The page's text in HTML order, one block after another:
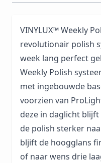
VINYLUX™ Weekly
revolutionair polish
week lang perfect
Weekly Polish
met ingebouwde
voorzien van
deze in daglicht
de polish sterker
bljift de hoogglans
of naar wens drie